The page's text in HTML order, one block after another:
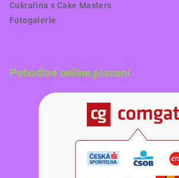
Cukrařina s Cake Masters
Fotogalerie
Pohodlné online placení